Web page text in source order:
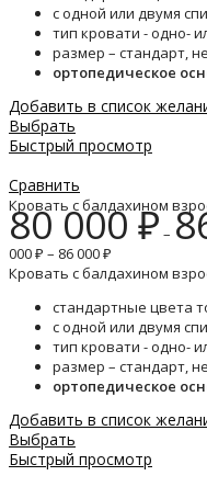
с одной или двумя
тип кровати - одно-
размер – стандарт,
ортопедическое
Добавить в список
Выбрать
Быстрый просмотр
Сравнить
Кровать с балдахином
80 000₽–
000 ₽ – 86 000 ₽
Кровать с балдахином
стандартные цвета
с одной или двумя
тип кровати - одно-
размер – стандарт,
ортопедическое
Добавить в список
Выбрать
Быстрый просмотр